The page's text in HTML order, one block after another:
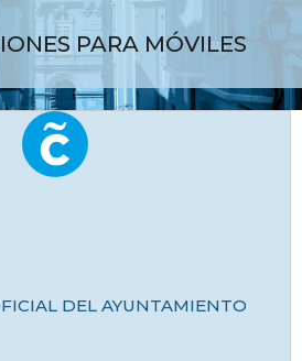
PARA MÓVILES
DEL AYUNTAMIENTO